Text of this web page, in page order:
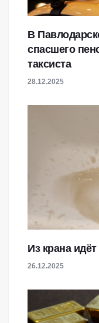
В
спасшего
таксиста
28.12.2025
Из крана
26.12.2025